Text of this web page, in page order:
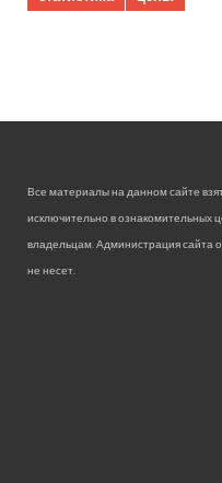
Все материалы на данном сайте
исключительно в ознакомительных
владельцам. Администрация сайта
не несет.